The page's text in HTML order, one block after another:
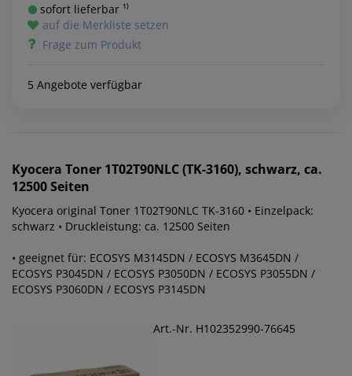
sofort lieferbar ¹⁾
auf die Merkliste setzen
Frage zum Produkt
5 Angebote verfügbar
Kyocera Toner 1T02T90NLC (TK-3160), schwarz, ca.
12500 Seiten
Kyocera original Toner 1T02T90NLC TK-3160 • Einzelpack:
schwarz • Druckleistung: ca. 12500 Seiten
• geeignet für: ECOSYS M3145DN / ECOSYS M3645DN /
ECOSYS P3045DN / ECOSYS P3050DN / ECOSYS P3055DN /
ECOSYS P3060DN / ECOSYS P3145DN
Art.-Nr. H102352990-76645